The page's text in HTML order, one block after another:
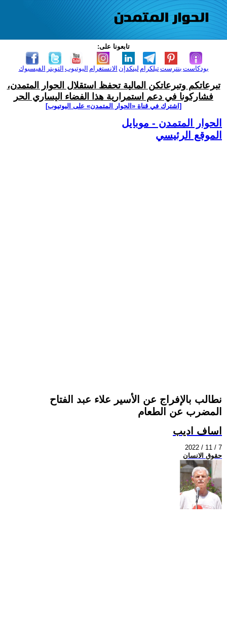
تابعونا على:
الفيسبوك التويتر اليوتيوب الانستغرام لينكدإن تيلكرامبنترست بودكاست
تبرعاتكم وتبرعاتكن المالية تحفظ استقلال الحوار المتمدن،
فشاركونا في دعم استمرارية هذا الفضاء اليساري الحر
[اشترك في قناة ‫«الحوار المتمدن» على اليوتيوب]
الحوار المتمدن - موبايل
الموقع الرئيسي
نطالب بالإفراج عن الأسير علاء عبد الفتاح
المضرب عن الطعام
اساف اديب
2022 / 11 / 7
حقوق الانسان